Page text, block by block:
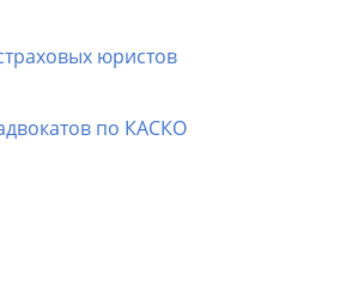
юристов
по КАСКО